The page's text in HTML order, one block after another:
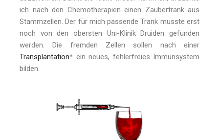
ich nach den Chemotherapien einen Zaubertrank aus
Stammzellen. Der für mich passende Trank musste erst
noch von den obersten Uni-Klinik Druiden gefunden
werden. Die fremden Zellen sollen nach einer
Transplantation* ein neues, fehlerfreies Immunsystem
bilden.